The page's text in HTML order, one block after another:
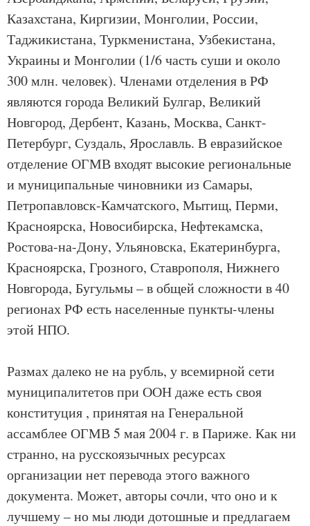
Казахстана, Киргизии, Монголии, России,
Таджикистана, Туркменистана, Узбекистана,
Украины и Монголии (1/6 часть суши и около
300 млн. человек). Членами отделения в РФ
являются города Великий Булгар, Великий
Новгород, Дербент, Казань, Москва, Санкт-
Петербург, Суздаль, Ярославль. В евразийское
отделение ОГМВ входят высокие региональные
и муниципальные чиновники из Самары,
Петропавловск-Камчатского, Мытищ, Перми,
Красноярска, Новосибирска, Нефтекамска,
Ростова-на-Дону, Ульяновска, Екатеринбурга,
Красноярска, Грозного, Ставрополя, Нижнего
Новгорода, Бугульмы – в общей сложности в 40
регионах РФ есть населенные пункты-члены
этой НПО.
Размах далеко не на рубль, у всемирной сети
муниципалитетов при ООН даже есть своя
конституция , принятая на Генеральной
ассамблее ОГМВ 5 мая 2004 г. в Париже. Как ни
странно, на русскоязычных ресурсах
организации нет перевода этого важного
документа. Может, авторы сочли, что оно и к
лучшему – но мы люди дотошные и предлагаем